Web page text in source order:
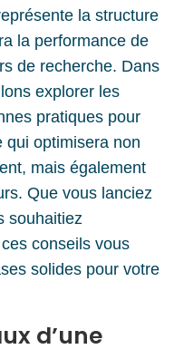
la structure
la performance de
de recherche. Dans
explorer les
pratiques pour
qui optimisera non
mais également
Que vous lanciez
souhaitiez
conseils vous
solides pour votre
d’une